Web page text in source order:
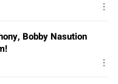
Bobby Nasution